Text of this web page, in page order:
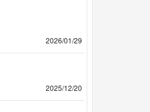
2026/01/29
2025/12/20